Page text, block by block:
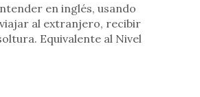
en inglés, usando
al extranjero, recibir
Equivalente al Nivel